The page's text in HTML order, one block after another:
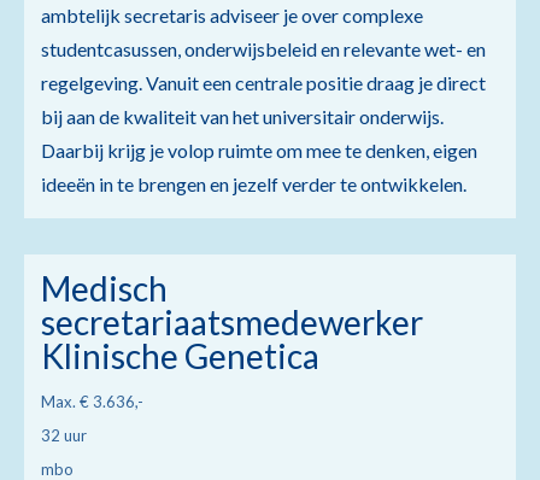
ambtelijk secretaris adviseer je over complexe
studentcasussen, onderwijsbeleid en relevante wet- en
regelgeving. Vanuit een centrale positie draag je direct
bij aan de kwaliteit van het universitair onderwijs.
Daarbij krijg je volop ruimte om mee te denken, eigen
ideeën in te brengen en jezelf verder te ontwikkelen.
Medisch
secretariaatsmedewerker
Klinische Genetica
Max. € 3.636,-
32 uur
mbo